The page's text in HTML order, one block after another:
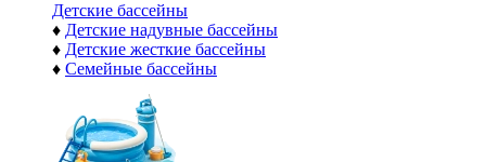
Детские бассейны
♦ Детские надувные бассейны
♦ Детские жесткие бассейны
♦ Семейные бассейны